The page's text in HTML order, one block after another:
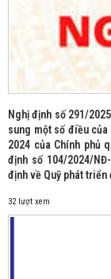
Nghị định số 291/
sung một số điều của
2024 của Chính phủ
định số 104/2024/
định về Quỹ phát triển
32 lượt xem